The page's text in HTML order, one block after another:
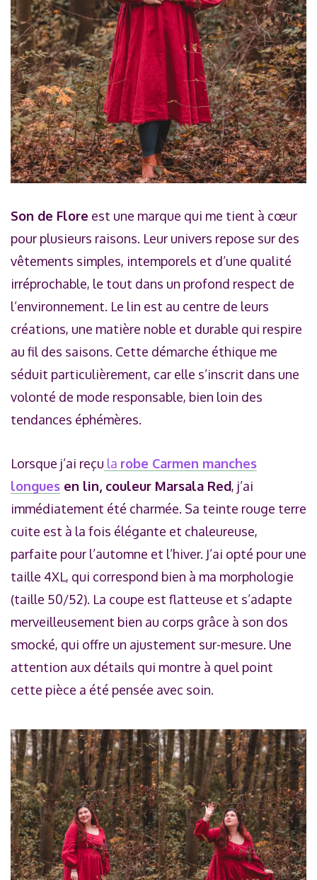
Son de Flore est une marque qui me tient à cœur
pour plusieurs raisons. Leur univers repose sur des
vêtements simples, intemporels et d’une qualité
irréprochable, le tout dans un profond respect de
l’environnement. Le lin est au centre de leurs
créations, une matière noble et durable qui respire
au fil des saisons. Cette démarche éthique me
séduit particulièrement, car elle s’inscrit dans une
volonté de mode responsable, bien loin des
tendances éphémères.
Lorsque j’ai reçu la robe Carmen manches
longues en lin, couleur Marsala Red, j’ai
immédiatement été charmée. Sa teinte rouge terre
cuite est à la fois élégante et chaleureuse,
parfaite pour l’automne et l’hiver. J’ai opté pour une
taille 4XL, qui correspond bien à ma morphologie
(taille 50/52). La coupe est flatteuse et s’adapte
merveilleusement bien au corps grâce à son dos
smocké, qui offre un ajustement sur-mesure. Une
attention aux détails qui montre à quel point
cette pièce a été pensée avec soin.